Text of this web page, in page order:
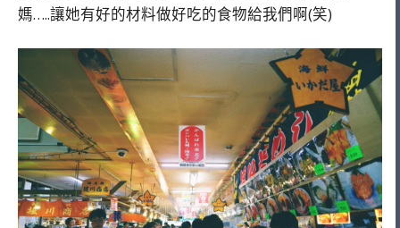
媽…..讓她有好的材料做好吃的食物給我們啊(笑)